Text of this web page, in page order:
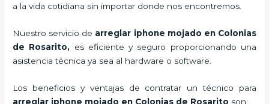
a la vida cotidiana sin importar donde nos encontremos.
Nuestro servicio de arreglar iphone mojado en Colonias
de Rosarito, es eficiente y seguro proporcionando una
asistencia técnica ya sea al hardware o software.
Los beneficios y ventajas de contratar un técnico para
arreglar iphone mojado en Colonias de Rosarito son: